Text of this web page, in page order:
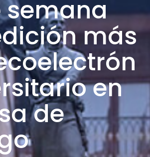
semana
más
en
de